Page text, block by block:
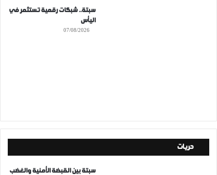
سبتة.. شبكات رقمية تستثمر في
اليأس
07/08/2026
حريات
سبتة بين القبضة الأمنية والغضب